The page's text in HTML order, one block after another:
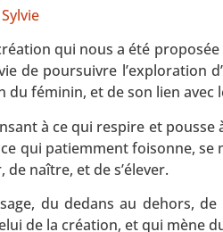
qui nous a été
de poursuivre l’exploration
du féminin, et de son lien avec
à ce qui respire et pousse
ce qui patiemment foisonne,
naître, et de s’élever.
du dedans au dehors,
de la création, et qui mène